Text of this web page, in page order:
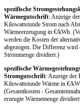
spezifische
Wärmegutschrift: Anzeige
Kilowattstunde Strom nach
Wärmeerzeugung in €/kWh.
werden die Kosten der
abgezogen. Die Differenz wird
Strommenge dividiert.)
spezifische
Stromgutschrift: Anzeige der
Kilowattstunde Wärme in €/
(Gesamtkosten -
erzeugte Wärmemenge dividiert.